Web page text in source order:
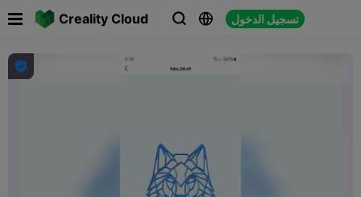
Creality Cloud   تسجيل الدخول
